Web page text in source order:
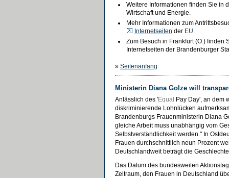
Weitere Informationen finden Sie in
Wirtschaft und Energie.
Mehr Informationen zum
Internetseiten der EU
Zum Besuch in Frankfurt (O.) finden
Internetseiten der Brandenburger
» Seitenanfang
Ministerin Diana Golze will
Anlässlich des 'Equal Pay Day', an dem
diskriminierende Lohnlücken
Brandenburgs Frauenministerin Diana
gleiche Arbeit muss unabhängig vom
Selbstverständlichkeit werden." In
Frauen durchschnittlich neun Prozent
Deutschlandweit beträgt die
Das Datum des bundesweiten
Zeitraum, den Frauen in Deutschland